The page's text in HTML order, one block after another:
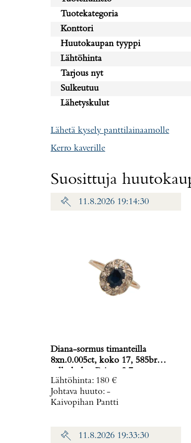
Tuotekategoria
Konttori
Huutokaupan tyyppi
Lähtöhinta
Tarjous nyt
Sulkeutuu
Lähetyskulut
Lähetä kysely panttilainaamolle
Kerro kaverille
Suosittuja
11.8.2026 19:14:30
Diana-sormus timanteilla
8xn.0.005ct, koko 17, 585br
Lähtöhinta: 180 €
Johtava huuto: -
Kaivopihan Pantti
11.8.2026 19:33:30